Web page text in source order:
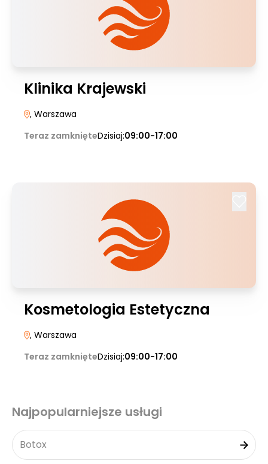
Klinika Krajewski
, Warszawa
Teraz zamknięteDzisiaj:09:00-17:00
Kosmetologia Estetyczna
, Warszawa
Teraz zamknięteDzisiaj:09:00-17:00
Najpopularniejsze usługi
Botox